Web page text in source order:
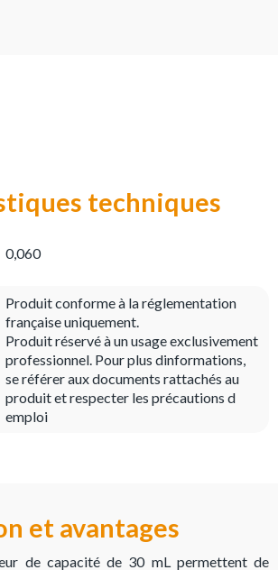
techniques
0,060
Produit conforme à la réglementation
française uniquement.
Produit réservé à un usage exclusivement
professionnel. Pour plus dinformations,
se référer aux documents rattachés au
produit et respecter les précautions d
emploi
et avantages
de capacité de 30 mL permettent de